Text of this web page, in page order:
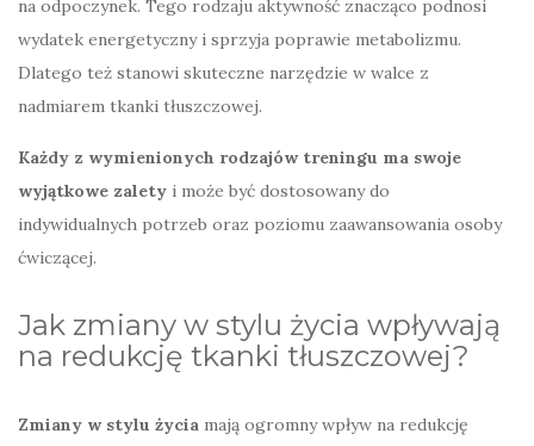
na odpoczynek. Tego rodzaju aktywność znacząco podnosi
wydatek energetyczny i sprzyja poprawie metabolizmu.
Dlatego też stanowi skuteczne narzędzie w walce z
nadmiarem tkanki tłuszczowej.
Każdy z wymienionych rodzajów treningu ma swoje
wyjątkowe zalety i może być dostosowany do
indywidualnych potrzeb oraz poziomu zaawansowania osoby
ćwiczącej.
Jak zmiany w stylu życia wpływają
na redukcję tkanki tłuszczowej?
Zmiany w stylu życia mają ogromny wpływ na redukcję